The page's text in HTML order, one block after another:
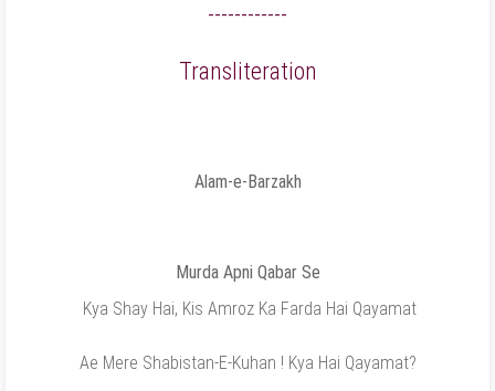
------------
Transliteration
Alam-e-Barzakh
Murda Apni Qabar Se
Kya Shay Hai, Kis Amroz Ka Farda Hai Qayamat
Ae Mere Shabistan-E-Kuhan ! Kya Hai Qayamat?